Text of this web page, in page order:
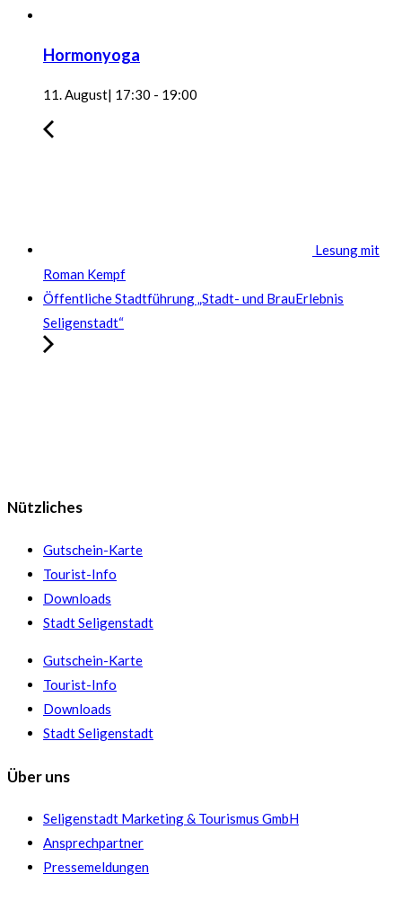
Hormonyoga
11. August| 17:30 - 19:00
Lesung mit
Roman Kempf
Öffentliche Stadtführung „Stadt- und BrauErlebnis
Seligenstadt“
Nützliches
Gutschein-Karte
Tourist-Info
Downloads
Stadt Seligenstadt
Gutschein-Karte
Tourist-Info
Downloads
Stadt Seligenstadt
Über uns
Seligenstadt Marketing & Tourismus GmbH
Ansprechpartner
Pressemeldungen